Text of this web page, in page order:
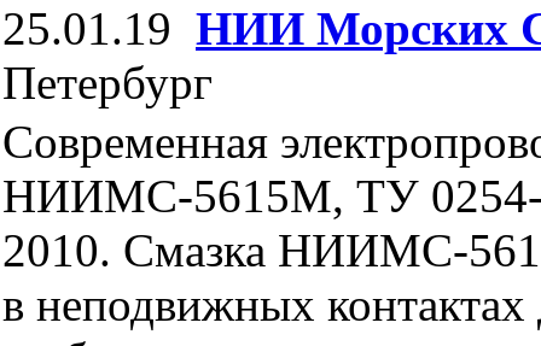
25.01.19 НИИ Морских
Петербург
Современная
НИИМС-5615М, ТУ 0254-
2010. Смазка НИИМС-
в неподвижных